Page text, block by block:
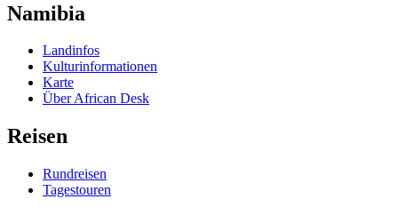
Namibia
Landinfos
Kulturinformationen
Karte
Über African Desk
Reisen
Rundreisen
Tagestouren